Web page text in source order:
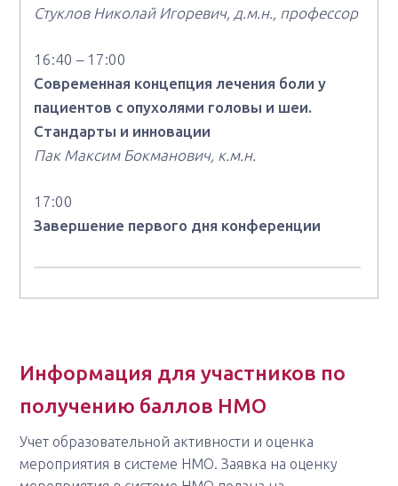
Стуклов Николай Игоревич, д.м.н., профессор
16:40 – 17:00
Современная концепция лечения боли у
пациентов с опухолями головы и шеи.
Стандарты и инновации
Пак Максим Бокманович, к.м.н.
17:00
Завершение первого дня конференции
Информация для участников по
получению баллов НМО
Учет образовательной активности и оценка
мероприятия в системе НМО. Заявка на оценку